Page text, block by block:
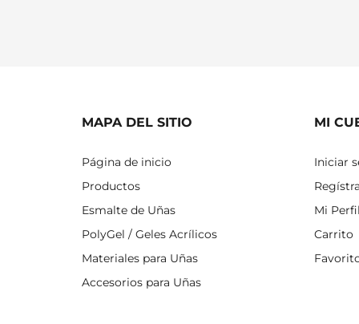
MAPA DEL SITIO
Página de inicio
Productos
Esmalte de Uñas
PolyGel / Geles Acrílicos
Materiales para Uñas
Accesorios para Uñas
MI
Iniciar
Mi
Carrito